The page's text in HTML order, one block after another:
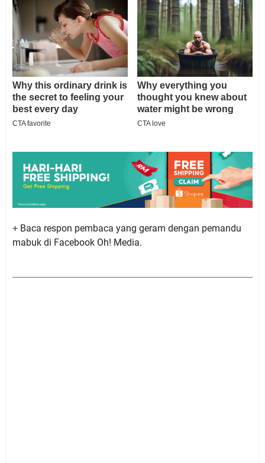
+ Baca respon pembaca yang geram dengan pemandu
mabuk di Facebook Oh! Media.